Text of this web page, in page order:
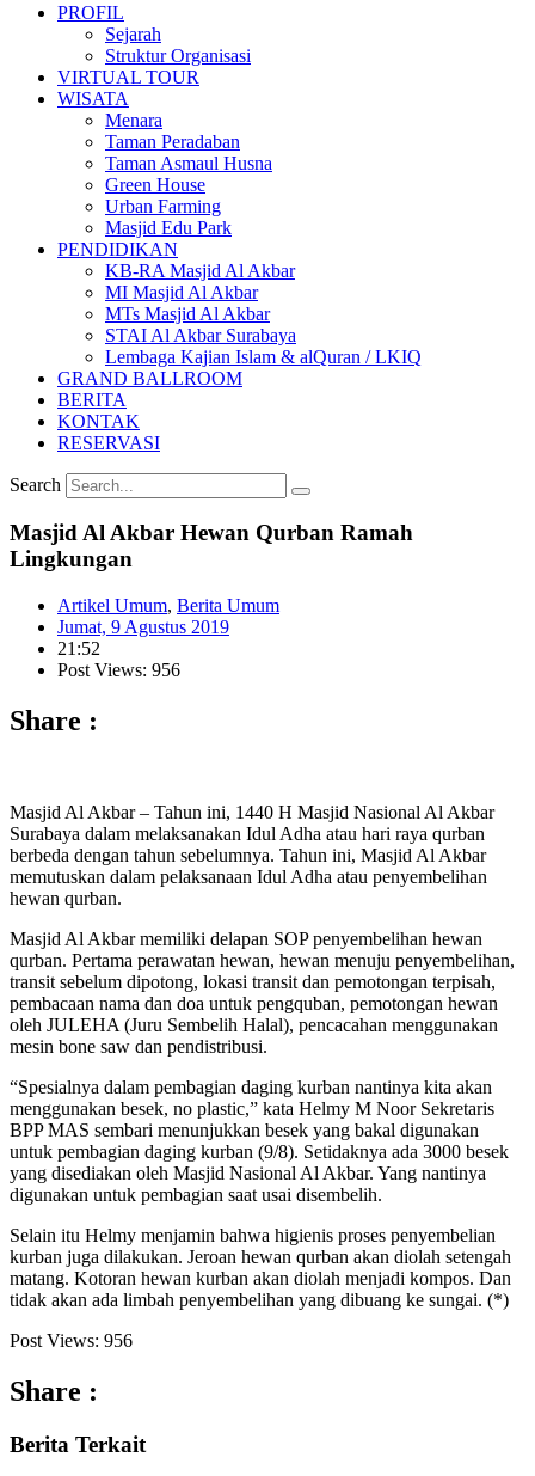
PROFIL
Sejarah
Struktur Organisasi
VIRTUAL TOUR
WISATA
Menara
Taman Peradaban
Taman Asmaul Husna
Green House
Urban Farming
Masjid Edu Park
PENDIDIKAN
KB-RA Masjid Al Akbar
MI Masjid Al Akbar
MTs Masjid Al Akbar
STAI Al Akbar Surabaya
Lembaga Kajian Islam & alQuran / LKIQ
GRAND BALLROOM
BERITA
KONTAK
RESERVASI
Search
Masjid Al Akbar Hewan Qurban Ramah
Lingkungan
Artikel Umum, Berita Umum
Jumat, 9 Agustus 2019
21:52
Post Views: 956
Share :
Masjid Al Akbar – Tahun ini, 1440 H Masjid Nasional Al Akbar
Surabaya dalam melaksanakan Idul Adha atau hari raya qurban
berbeda dengan tahun sebelumnya. Tahun ini, Masjid Al Akbar
memutuskan dalam pelaksanaan Idul Adha atau penyembelihan
hewan qurban.
Masjid Al Akbar memiliki delapan SOP penyembelihan hewan
qurban. Pertama perawatan hewan, hewan menuju penyembelihan,
transit sebelum dipotong, lokasi transit dan pemotongan terpisah,
pembacaan nama dan doa untuk pengquban, pemotongan hewan
oleh JULEHA (Juru Sembelih Halal), pencacahan menggunakan
mesin bone saw dan pendistribusi.
“Spesialnya dalam pembagian daging kurban nantinya kita akan
menggunakan besek, no plastic,” kata Helmy M Noor Sekretaris
BPP MAS sembari menunjukkan besek yang bakal digunakan
untuk pembagian daging kurban (9/8). Setidaknya ada 3000 besek
yang disediakan oleh Masjid Nasional Al Akbar. Yang nantinya
digunakan untuk pembagian saat usai disembelih.
Selain itu Helmy menjamin bahwa higienis proses penyembelian
kurban juga dilakukan. Jeroan hewan qurban akan diolah setengah
matang. Kotoran hewan kurban akan diolah menjadi kompos. Dan
tidak akan ada limbah penyembelihan yang dibuang ke sungai. (*)
Post Views: 956
Share :
Berita Terkait